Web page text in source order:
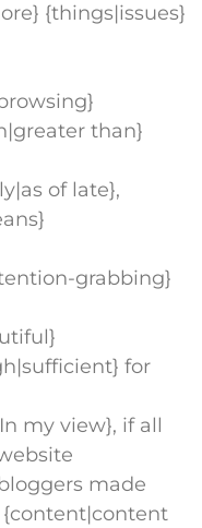
{things|issues}
than}
of late},
grabbing}
for
my view}, if all
made